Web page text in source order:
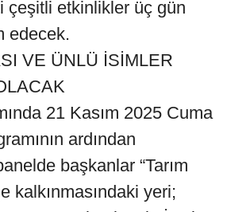
çeşitli etkinlikler üç gün
edecek.
VE ÜNLÜ İSİMLER
21 Kasım 2025 Cuma
ardından
başkanlar “Tarım
kalkınmasındaki yeri;